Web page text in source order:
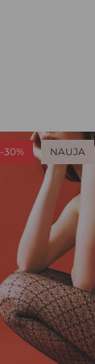
-30% NAUJA